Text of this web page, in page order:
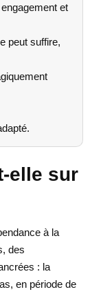
et
peut suffire,
elle sur
à la
des
: la
en période de